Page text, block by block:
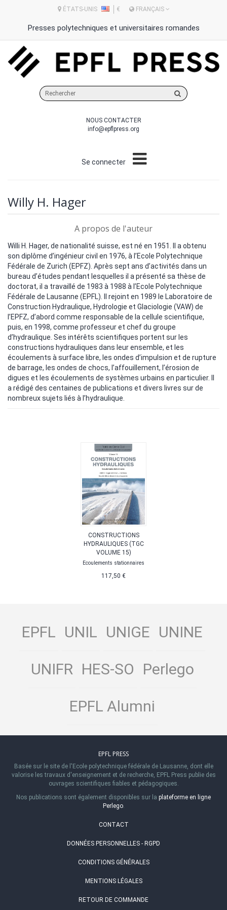
ÉTATS-UNIS € FRANÇAIS
Presses polytechniques et universitaires romandes
sur
site
NOUS CONTACTER
info@epflpress.org
Se connecter
Willy H. Hager
A propos de l'auteur
Willi H. Hager, de nationalité suisse, est né en 1951. Il a obtenu
son diplôme d’ingénieur civil en 1976, à l’Ecole Polytechnique
Fédérale de Zurich (EPFZ). Après sept ans d’activités dans un
bureau d’études pendant lesquelles il a présenté sa thèse de
doctorat, il a travaillé de 1983 à 1988 à l’Ecole Polytechnique
Fédérale de Lausanne (EPFL). Il rejoint en 1989 le Laboratoire de
Construction Hydraulique, Hydrologie et Glaciologie (VAW) de
l’EPFZ, d’abord comme responsable de la cellule scientifique,
puis, en 1998, comme professeur et chef du groupe
d’hydraulique. Ses intérêts scientifiques portent sur les
constructions hydrauliques dans leur ensemble, et les
écoulements à surface libre, les ondes d’impulsion et de rupture
de barrage, les ondes de chocs, l’affouillement, l’érosion de
digues et les écoulements de systèmes urbains en particulier. Il
a rédigé des centaines de publications et divers livres sur de
nombreux sujets liés à l’hydraulique.
CONSTRUCTIONS
HYDRAULIQUES (TGC
VOLUME 15)
Ecoulements stationnaires
117,50 €
EPFL UNIL UNIGE UNINE
UNIFR HES-SO Perlego
EPFL Alumni
EPFL PRESS
Basée sur le site de l'Ecole polytechnique fédérale de Lausanne, dont elle
valorise les travaux d'enseignement et de recherche, EPFL Press publie des
ouvrages scientifiques fiables et pédagogiques.
Nos publications sont également disponibles sur la plateforme en ligne
Perlego.
CONTACT
DONNÉES PERSONNELLES - RGPD
CONDITIONS GÉNÉRALES
MENTIONS LÉGALES
RETOUR DE COMMANDE